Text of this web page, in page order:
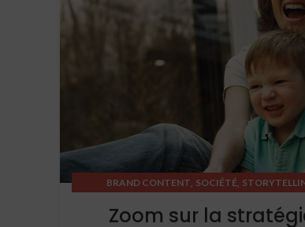
BRAND CONTENT, SOCIÉTÉ,
Zoom sur la